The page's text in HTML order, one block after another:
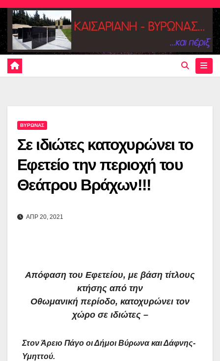
Skip
content
ΒΥΡΩΝΑΣ
Σε ιδιώτες κατοχυρώνει το
Εφετείο την περιοχή του
Θεάτρου Βράχων!!!
ΑΠΡ 20, 2021
Απόφαση του Εφετείου, με βάση τίτλους
κτήσης από την
Οθωμανική περίοδο, κατοχυρώνει τον
χώρο σε ιδιώτες –
Στον Άρειο Πάγο οι Δήμοι Βύρωνα και Δάφνης-
Υμηττού.